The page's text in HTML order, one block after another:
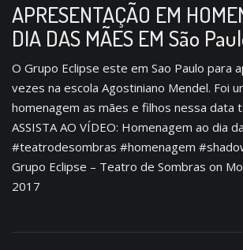
APRESENTAÇÃO EM
DIA DAS MÃES EM São
O Grupo Eclipse este em Sao Paulo para
vezes na escola Agostiniano Mendel. Foi
homenagem as mães e filhos nessa data
ASSISTA AO VÍDEO: Homenagem ao dia
#teatrodesombras #homenagem
Grupo Eclipse – Teatro de Sombras on
2017